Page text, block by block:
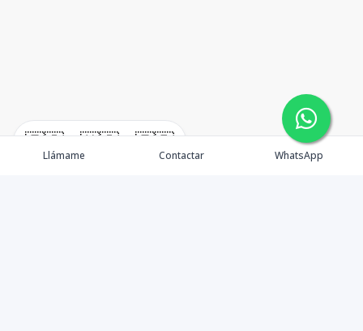
🇪🇸 🇺🇸 🇫🇷
Llámame Contactar WhatsApp